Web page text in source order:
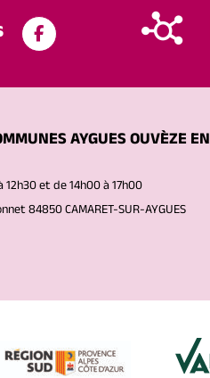
AYGUES OUVÈZE EN
et de 14h00 à 17h00
84850 CAMARET-SUR-AYGUES